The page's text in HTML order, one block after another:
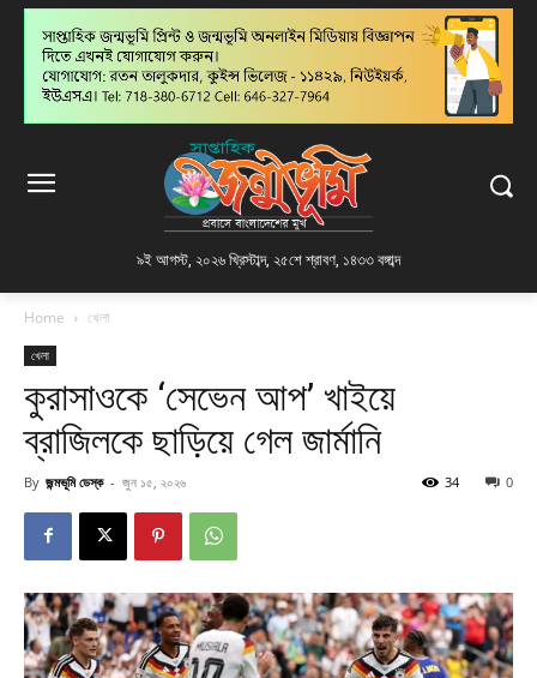
৯ই আগস্ট, ২০২৬ খ্রিস্টাব্দ, ২৫শে শ্রাবণ, ১৪৩৩ বঙ্গাব্দ
Home খেলা
খেলা
কুরাসাওকে ‘সেভেন আপ’ খাইয়ে
ব্রাজিলকে ছাড়িয়ে গেল জার্মানি
By জন্মভূমি ডেস্ক - জুন ১৫, ২০২৬ 0
34